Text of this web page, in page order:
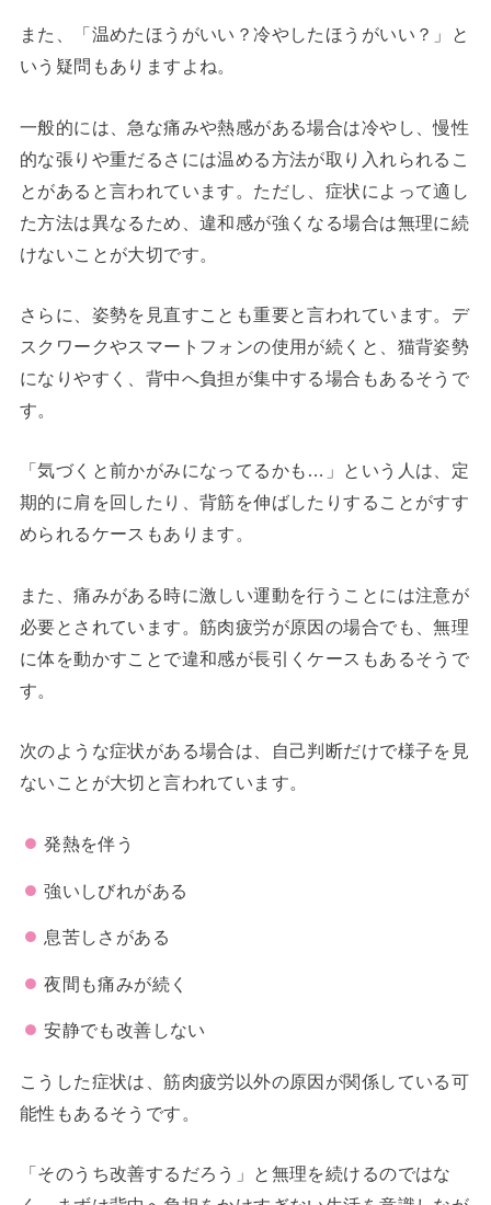
また、「温めたほうがいい？冷やしたほうがいい？」と
いう疑問もありますよね。
一般的には、急な痛みや熱感がある場合は冷やし、慢性
的な張りや重だるさには温める方法が取り入れられるこ
とがあると言われています。ただし、症状によって適し
た方法は異なるため、違和感が強くなる場合は無理に続
けないことが大切です。
さらに、姿勢を見直すことも重要と言われています。デ
スクワークやスマートフォンの使用が続くと、猫背姿勢
になりやすく、背中へ負担が集中する場合もあるそうで
す。
「気づくと前かがみになってるかも…」という人は、定
期的に肩を回したり、背筋を伸ばしたりすることがすす
められるケースもあります。
また、痛みがある時に激しい運動を行うことには注意が
必要とされています。筋肉疲労が原因の場合でも、無理
に体を動かすことで違和感が長引くケースもあるそうで
す。
次のような症状がある場合は、自己判断だけで様子を見
ないことが大切と言われています。
発熱を伴う
強いしびれがある
息苦しさがある
夜間も痛みが続く
安静でも改善しない
こうした症状は、筋肉疲労以外の原因が関係している可
能性もあるそうです。
「そのうち改善するだろう」と無理を続けるのではな